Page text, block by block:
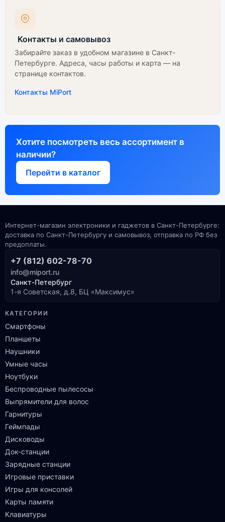
Контакты и самовывоз
Забирайте заказ в удобном магазине в Санкт-
Петербурге. Адреса, часы работы и карта — на
странице контактов.
Контакты MiPort
Хотите посмотреть весь ассортимент в
наличии?
Перейти в каталог
Интернет-магазин электроники и гаджетов в Санкт-Петербурге:
доставка по Санкт-Петербургу и самовывоз, отправка по РФ без
предоплаты.
+7 (812) 602-78-70
info@miport.ru
Санкт-Петербург
1-я Советская, д.8, БЦ «Максимус»
КАТЕГОРИИ
Смартфоны
Планшеты
Наушники
Умные часы
Ноутбуки
Беспроводные пылесосы
Выпрямители для волос
Гарнитуры
Геймпады
Дисководы
Док-станции
Зарядные станции
Игровые приставки
Игры для консолей
Карты памяти
Клавиатуры